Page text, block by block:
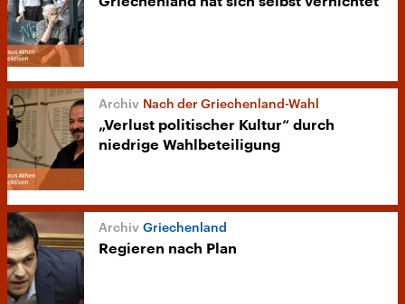
Nach der Griechenland-Wahl
„Verlust politischer Kultur“ durch
niedrige Wahlbeteiligung
Griechenland
Regieren nach Plan